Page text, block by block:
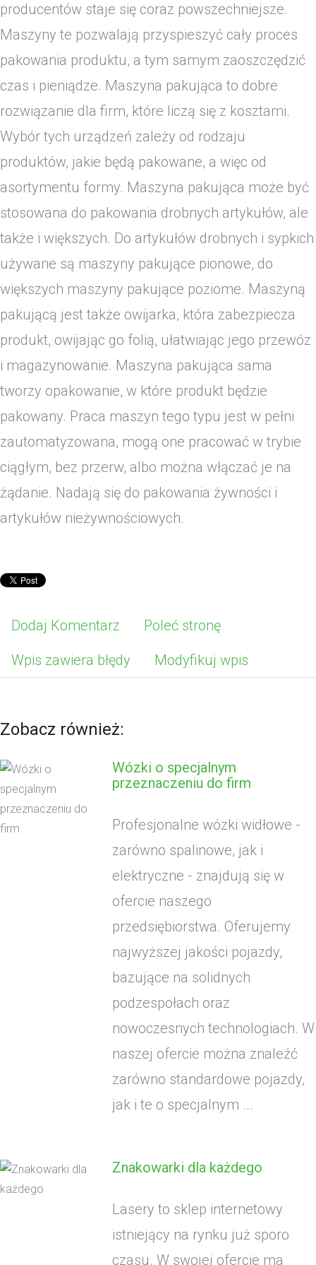
producentów staje się coraz powszechniejsze.
Maszyny te pozwalają przyspieszyć cały proces
pakowania produktu, a tym samym zaoszczędzić
czas i pieniądze. Maszyna pakująca to dobre
rozwiązanie dla firm, które liczą się z kosztami.
Wybór tych urządzeń zależy od rodzaju
produktów, jakie będą pakowane, a więc od
asortymentu formy. Maszyna pakująca może być
stosowana do pakowania drobnych artykułów, ale
także i większych. Do artykułów drobnych i sypkich
używane są maszyny pakujące pionowe, do
większych maszyny pakujące poziome. Maszyną
pakującą jest także owijarka, która zabezpiecza
produkt, owijając go folią, ułatwiając jego przewóz
i magazynowanie. Maszyna pakująca sama
tworzy opakowanie, w które produkt będzie
pakowany. Praca maszyn tego typu jest w pełni
zautomatyzowana, mogą one pracować w trybie
ciągłym, bez przerw, albo można włączać je na
żądanie. Nadają się do pakowania żywności i
artykułów nieżywnościowych.
Dodaj Komentarz Poleć stronę
Wpis zawiera błędy Modyfikuj wpis
Zobacz również:
Wózki o specjalnym
przeznaczeniu do firm
Profesjonalne wózki widłowe -
zarówno spalinowe, jak i
elektryczne - znajdują się w
ofercie naszego
przedsiębiorstwa. Oferujemy
najwyższej jakości pojazdy,
bazujące na solidnych
podzespołach oraz
nowoczesnych technologiach. W
naszej ofercie można znaleźć
zarówno standardowe pojazdy,
jak i te o specjalnym ...
Znakowarki dla każdego
Lasery to sklep internetowy
istniejący na rynku już sporo
czasu. W swojej ofercie ma